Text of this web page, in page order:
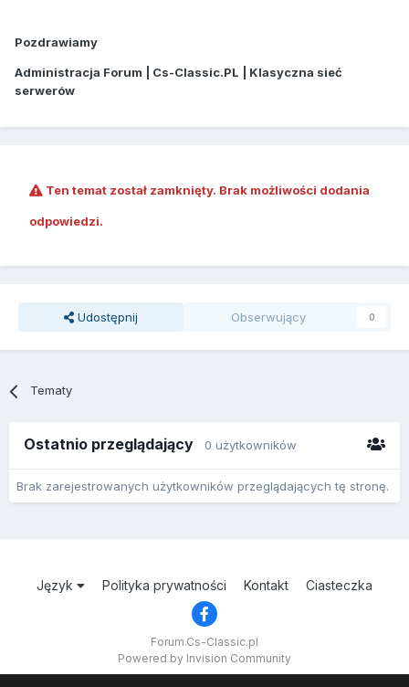
Pozdrawiamy
Administracja Forum | Cs-Classic.PL | Klasyczna sieć
serwerów
Ten temat został zamknięty. Brak możliwości dodania
odpowiedzi.
Udostępnij Obserwujący 0
Tematy
Ostatnio przeglądający 0 użytkowników
Brak zarejestrowanych użytkowników przeglądających tę stronę.
Język Polityka prywatności Kontakt Ciasteczka
Forum.Cs-Classic.pl
Powered by Invision Community